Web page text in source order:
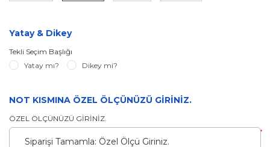
Yatay & Dikey
Tekli Seçim Başlığı
Yatay mı?
Dikey mi?
NOT KISMINA ÖZEL ÖLÇÜNÜZÜ GİRİNİZ.
ÖZEL ÖLÇÜNÜZÜ GİRİNİZ.
*